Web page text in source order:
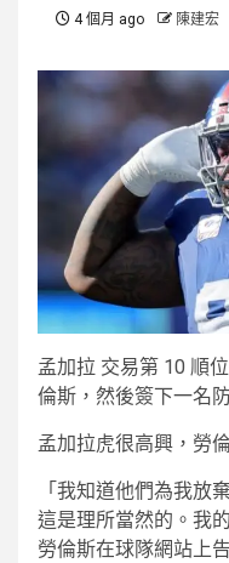
4 個月 ago 陳建宏
孟加拉 交易第 10 順
倫斯，然後簽下一名
孟加拉虎很高興，勞
「我知道他們為我放
這是理所當然的。我
勞倫斯在球隊網站上